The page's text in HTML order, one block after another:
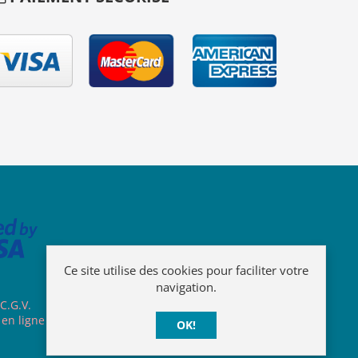
C.G.V.
ligne
Ce site utilise des cookies pour faciliter votre
navigation.
OK!